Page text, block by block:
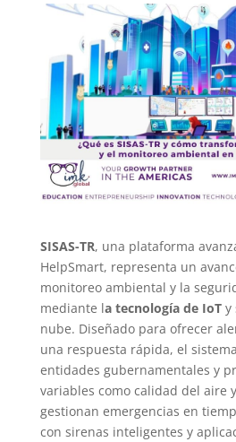
SISAS-TR, una plataforma
HelpSmart, representa un
monitoreo ambiental y la
mediante la tecnología de IoT y
nube. Diseñado para ofrecer
una respuesta rápida, el
entidades gubernamentales y
variables como calidad del aire
gestionan emergencias en
con sirenas inteligentes y